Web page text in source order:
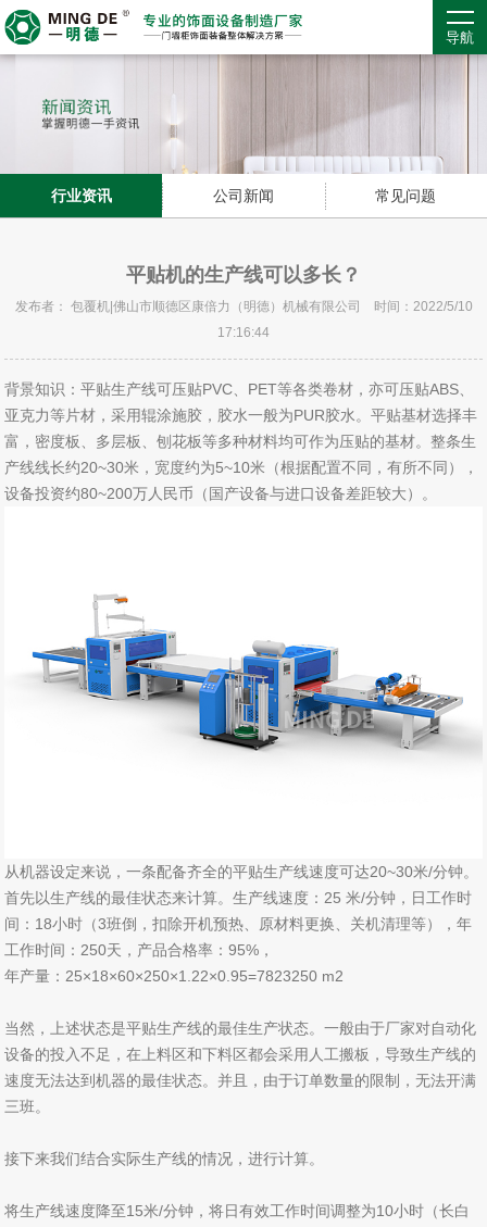
导航
行业资讯 公司新闻 常见问题
平贴机的生产线可以多长？
发布者： 包覆机|佛山市顺德区康倍力（明德）机械有限公司 时间：2022/5/10
17:16:44
背景知识：平贴生产线可压贴PVC、PET等各类卷材，亦可压贴ABS、
亚克力等片材，采用辊涂施胶，胶水一般为PUR胶水。平贴基材选择丰
富，密度板、多层板、刨花板等多种材料均可作为压贴的基材。整条生
产线线长约20~30米，宽度约为5~10米（根据配置不同，有所不同），
设备投资约80~200万人民币（国产设备与进口设备差距较大）。
从机器设定来说，一条配备齐全的平贴生产线速度可达20~30米/分钟。
首先以生产线的最佳状态来计算。生产线速度：25 米/分钟，日工作时
间：18小时（3班倒，扣除开机预热、原材料更换、关机清理等），年
工作时间：250天，产品合格率：95%，
年产量：25×18×60×250×1.22×0.95=7823250 m2
当然，上述状态是平贴生产线的最佳生产状态。一般由于厂家对自动化
设备的投入不足，在上料区和下料区都会采用人工搬板，导致生产线的
速度无法达到机器的最佳状态。并且，由于订单数量的限制，无法开满
三班。
接下来我们结合实际生产线的情况，进行计算。
将生产线速度降至15米/分钟，将日有效工作时间调整为10小时（长白